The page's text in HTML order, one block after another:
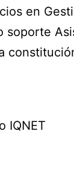
en
soporte